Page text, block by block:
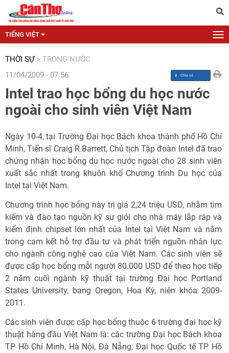
TIẾNG VIỆT
THỜI SỰ > TRONG NƯỚC
11/04/2009 - 07:56
Intel trao học bổng du học nước
ngoài cho sinh viên Việt Nam
Ngày 10-4, tại Trường Đại học Bách khoa thành phố Hồ Chí
Minh, Tiến sĩ Craig R.Barrett, Chủ tịch Tập đoàn Intel đã trao
chứng nhận học bổng du học nước ngoài cho 28 sinh viên
xuất sắc nhất trong khuôn khổ Chương trình Du học của
Intel tại Việt Nam.
Chương trình học bổng này trị giá 2,24 triệu USD, nhằm tìm
kiếm và đào tạo nguồn kỹ sư giỏi cho nhà máy lắp ráp và
kiểm định chipset lớn nhất của Intel tại Việt Nam và nằm
trong cam kết hỗ trợ đầu tư và phát triển nguồn nhân lực
cho ngành công nghệ cao của Việt Nam. Các sinh viên sẽ
được cấp học bổng mỗi người 80.000 USD để theo học tiếp
2 năm cuối ngành kỹ thuật tại trường Đại học Portland
States University, bang Oregon, Hoa Kỳ, niên khóa 2009-
2011.
Các sinh viên được cấp học bổng thuộc 6 trường đại học kỹ
thuật hàng đầu Việt Nam là: các trường Đại học Bách khoa
TP Hồ Chí Minh, Hà Nội, Đà Nẵng; Đại học Quốc tế TP Hồ